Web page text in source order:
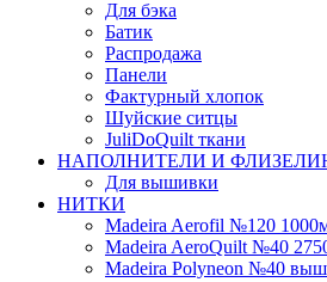
Для бэка
Батик
Распродажа
Панели
Фактурный хлопок
Шуйские ситцы
JuliDoQuilt ткани
НАПОЛНИТЕЛИ И
Для вышивки
НИТКИ
Madeira Aerofil №120
Madeira AeroQuilt №40
Madeira Polyneon №40